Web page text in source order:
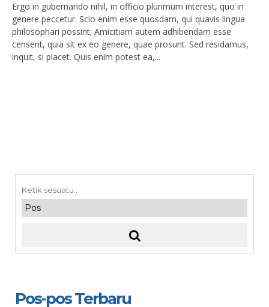
Ergo in gubernando nihil, in officio plurimum interest, quo in
genere peccetur. Scio enim esse quosdam, qui quavis lingua
philosophari possint; Amicitiam autem adhibendam esse
censent, quia sit ex eo genere, quae prosunt. Sed residamus,
inquit, si placet. Quis enim potest ea,...
Pos-pos Terbaru